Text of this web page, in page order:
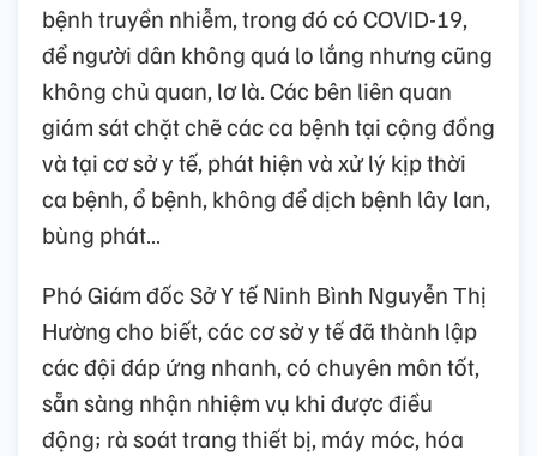
bệnh truyền nhiễm, trong đó có COVID-19,
để người dân không quá lo lắng nhưng cũng
không chủ quan, lơ là. Các bên liên quan
giám sát chặt chẽ các ca bệnh tại cộng đồng
và tại cơ sở y tế, phát hiện và xử lý kịp thời
ca bệnh, ổ bệnh, không để dịch bệnh lây lan,
bùng phát…
Phó Giám đốc Sở Y tế Ninh Bình Nguyễn Thị
Hường cho biết, các cơ sở y tế đã thành lập
các đội đáp ứng nhanh, có chuyên môn tốt,
sẵn sàng nhận nhiệm vụ khi được điều
động; rà soát trang thiết bị, máy móc, hóa